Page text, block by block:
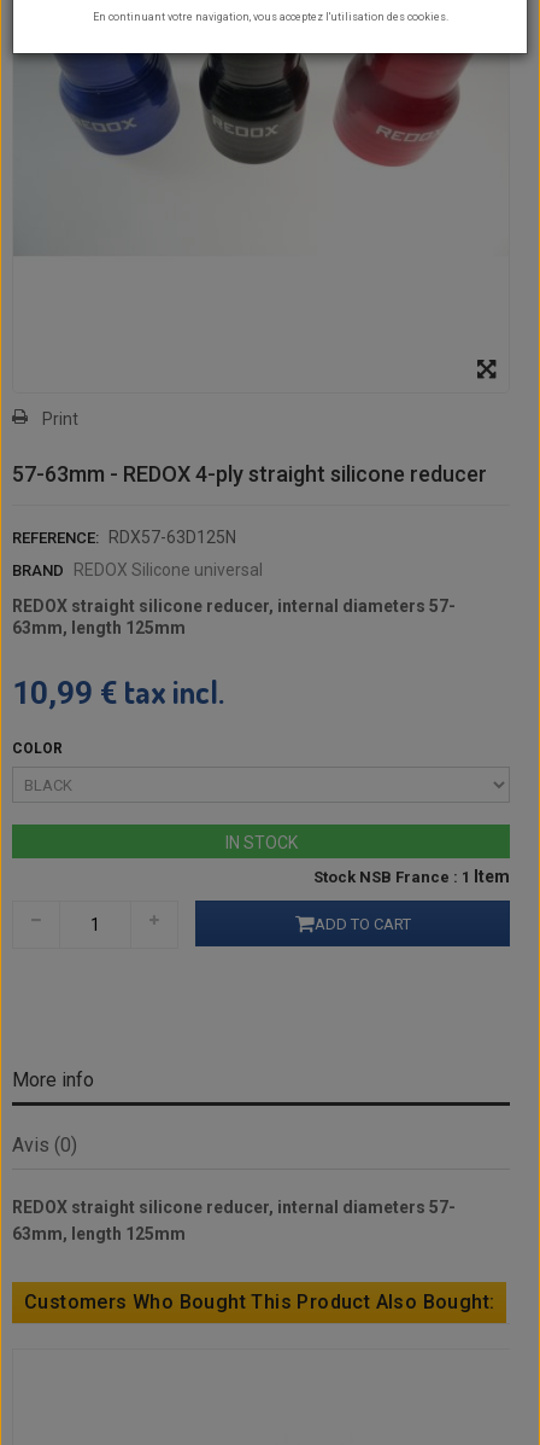
Print
57-63mm - REDOX 4-ply straight silicone reducer
REFERENCE: RDX57-63D125N
BRAND
REDOX Silicone universal
REDOX straight silicone reducer, internal diameters 57-
63mm, length 125mm
10,99 € tax incl.
COLOR
IN STOCK
Stock NSB France : 1 Item
ADD TO CART
More info
Avis (0)
REDOX straight silicone reducer, internal diameters 57-
63mm, length 125mm
Customers Who Bought This Product Also Bought:
En continuant votre navigation, vous acceptez l'utilisation des cookies.